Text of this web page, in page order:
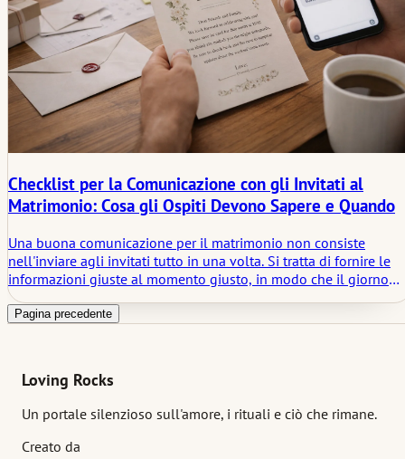
Checklist per la Comunicazione con gli Invitati al
Matrimonio: Cosa gli Ospiti Devono Sapere e Quando
Una buona comunicazione per il matrimonio non consiste
nell'inviare agli invitati tutto in una volta. Si tratta di fornire le
informazioni giuste al momento giusto, in modo che il giorno
sembri chiaro senza diventare eccessivamente spiegato. Questo
articolo esamina ciò che gli invitati devono effettivamente
Pagina precedente
Loving Rocks
Un portale silenzioso sull'amore, i rituali e ciò che rimane.
Creato da